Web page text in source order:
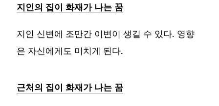
지인의 집이 화재가 나는 꿈
지인 신변에 조만간 이변이 생길 수 있다. 영향
은 자신에게도 미치게 된다.
근처의 집이 화재가 나는 꿈